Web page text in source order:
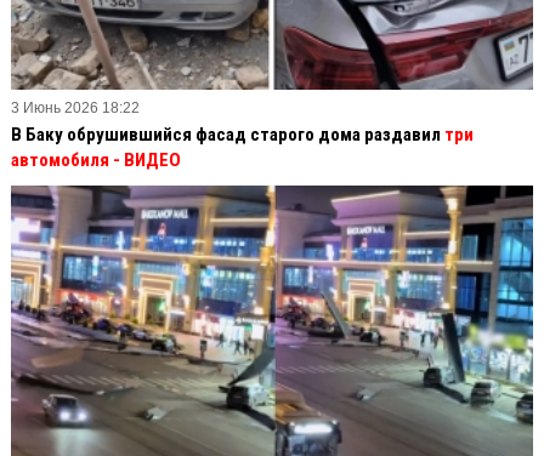
3 Июнь 2026 18:22
В Баку обрушившийся фасад старого дома раздавил три
автомобиля - ВИДЕО